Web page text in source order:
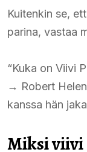
Kuitenkin se,
parina, vastaa
“Kuka on Viivi
→ Robert
kanssa hän
Miksi